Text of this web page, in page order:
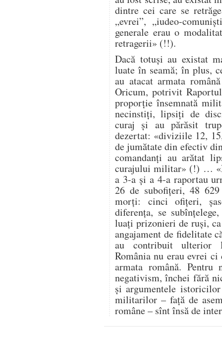
dintre cei care se
„evrei”, „iudeo-
generale erau o
retragerii» (!!).
Dacă totuși au existat
luate în seamă; în plus,
au atacat armata
Oricum, potrivit
proporție însemnată
necinstiți, lipsiți de
curaj și au părăsit
dezertat: «diviziile 12,
de jumătate din efectiv
comandanți au arătat
curajului militar» (!) …
a 3-a și a 4-a raportau
26 de subofițeri, 48
morți: cinci ofițeri,
diferența, se
luați prizonieri de ruși,
angajament de fidelitate
au contribuit ulterior
România nu erau evrei
armata română.
negativism, închei fără
și argumentele
militarilor – față de
române – sînt însă de